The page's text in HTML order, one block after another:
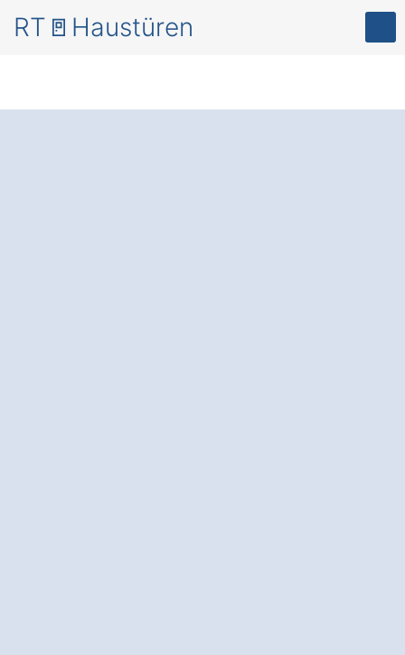
RT🚪Haustüren